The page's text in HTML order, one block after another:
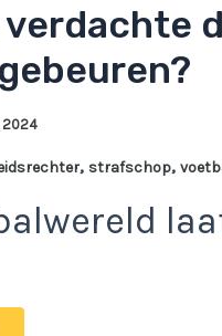
verdachte
2024
, strafschop,